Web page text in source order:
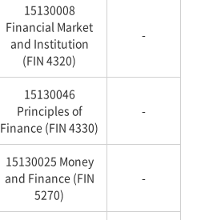
15130008
Financial Market
and Institution
(FIN 4320)
-
15130046
Principles of
Finance (FIN 4330)
-
15130025 Money
and Finance (FIN
5270)
-